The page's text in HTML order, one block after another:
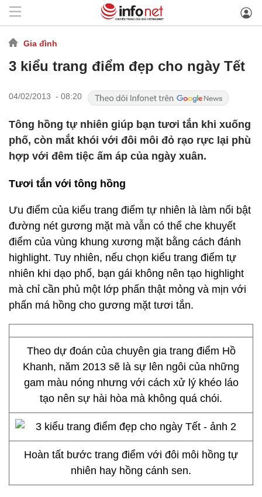
Gia đình
3 kiểu trang điểm đẹp cho ngày Tết
04/02/2013 - 08:20
Tông hồng tự nhiên giúp bạn tươi tắn khi xuống
phố, còn mắt khói với đôi môi đỏ rạo rực lại phù
hợp với đêm tiệc ấm áp của ngày xuân.
Tươi tắn với tông hồng
Ưu điểm của kiểu trang điểm tự nhiên là làm nổi bật
đường nét gương mặt mà vẫn có thể che khuyết
điểm của vùng khung xương mặt bằng cách đánh
highlight. Tuy nhiên, nếu chọn kiểu trang điểm tự
nhiên khi dạo phố, bạn gái không nên tạo highlight
mà chỉ cần phủ một lớp phấn thật mỏng và mịn với
phấn má hồng cho gương mặt tươi tắn.
Theo dự đoán của chuyên gia trang điểm Hồ
Khanh, năm 2013 sẽ là sự lên ngôi của những
gam màu nóng nhưng với cách xử lý khéo láo
tạo nên sự hài hòa mà không quá chói.
Hoàn tất bước trang điểm với đôi môi hồng tự
nhiên hay hồng cánh sen.